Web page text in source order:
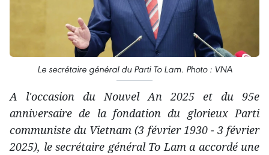
Le secrétaire général du Parti To Lam. Photo : VNA
A l'occasion duNouvelAn 2025 et du 95e
anniversaire de la fondation du glorieux Parti
communiste du Vietnam (3 février 1930 - 3 février
2025), le secrétaire général To Lam a accordéune